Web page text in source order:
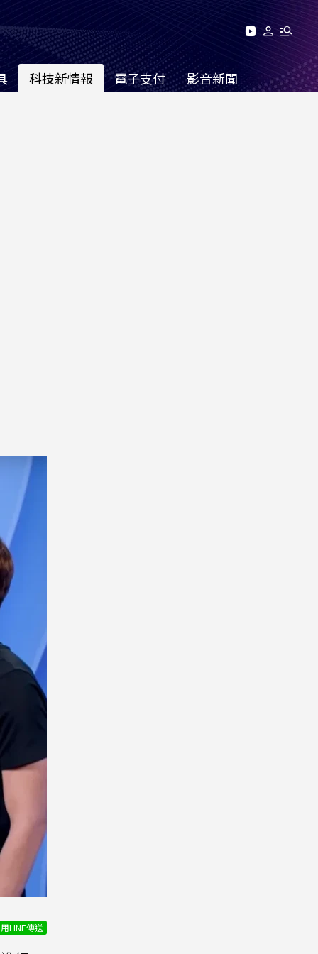
科技新情報 電子支付 影音新聞
用LINE傳送